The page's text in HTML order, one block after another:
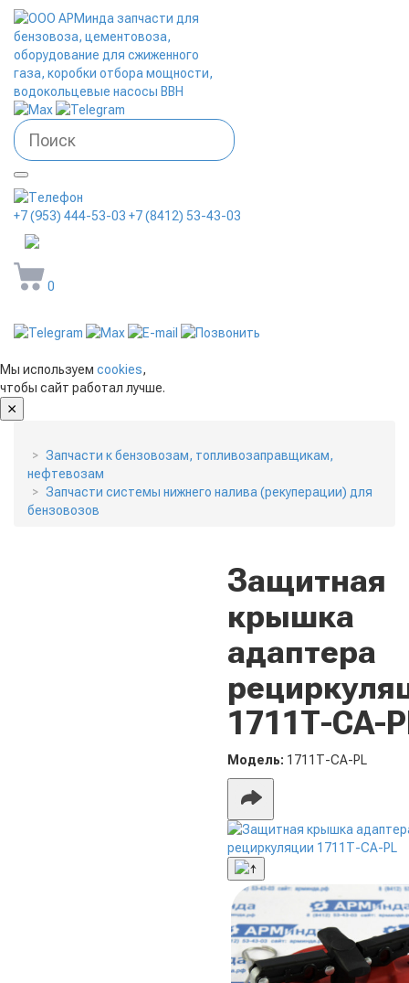
+7 (953) 444-53-03 +7 (8412) 53-43-03
0
Мы используем cookies,
чтобы сайт работал лучше.
Запчасти к бензовозам, топливозаправщикам,
нефтевозам
Запчасти системы нижнего налива (рекуперации) для
бензовозов
Защитная
крышка
адаптера
1711Т-CA-
Модель: 1711Т-CA-PL